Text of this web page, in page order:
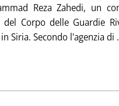
Reza Zahedi, un
del Corpo delle Guardie
Siria. Secondo l'agenzia di